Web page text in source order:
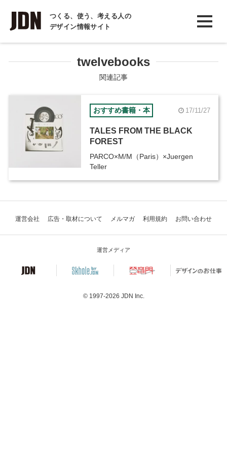
つくる、使う、考える人の
デザイン情報サイト
INTERVIEW
インタビュー
COLUMN
コラム
twelvebooks
関連記事
おすすめ書籍・本 17/11/27
TALES FROM THE BLACK
FOREST
PARCO×M/M（Paris）×Juergen
Teller
運営会社 広告・取材について メルマガ 利用規約 お問い合わせ
運営メディア
© 1997-2026 JDN Inc.